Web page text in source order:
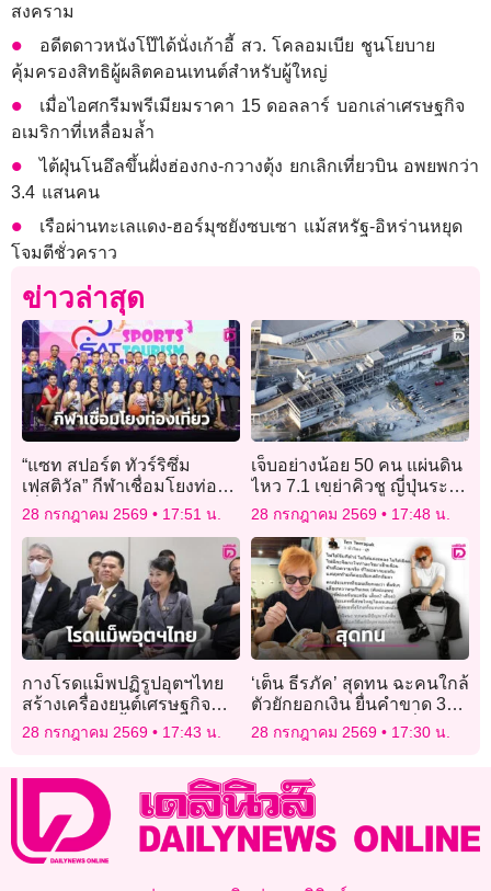
สงคราม
อดีตดาวหนังโป๊ได้นั่งเก้าอี้ สว. โคลอมเบีย ชูนโยบาย
คุ้มครองสิทธิผู้ผลิตคอนเทนต์สำหรับผู้ใหญ่
เมื่อไอศกรีมพรีเมียมราคา 15 ดอลลาร์ บอกเล่าเศรษฐกิจ
อเมริกาที่เหลื่อมล้ำ
ไต้ฝุ่นโนอึลขึ้นฝั่งฮ่องกง-กวางตุ้ง ยกเลิกเที่ยวบิน อพยพกว่า
3.4 แสนคน
เรือผ่านทะเลแดง-ฮอร์มุซยังซบเซา แม้สหรัฐ-อิหร่านหยุด
โจมตีชั่วคราว
ข่าวล่าสุด
“แซท สปอร์ต ทัวร์ริซึ่ม
เฟสติวัล” กีฬาเชื่อมโยงท่อง
เที่ยวสัมผัสเสน่ห์จันทบุรี (ชม
คลิปบรรยากาศ)
28 กรกฎาคม 2569 17:51 น.
เจ็บอย่างน้อย 50 คน แผ่นดิน
ไหว 7.1 เขย่าคิวชู ญี่ปุ่นระวัง
อาฟเตอร์ช็อก
28 กรกฎาคม 2569 17:48 น.
กางโรดแม็พปฏิรูปอุตฯไทย
สร้างเครื่องยนต์เศรษฐกิจ
ใหม่ ดันไทยขึ้นแท่นฐานผลิต
เทคโนโลยีโลก
28 กรกฎาคม 2569 17:43 น.
‘เต็น ธีรภัค’ สุดทน ฉะคนใกล้
ตัวยักยอกเงิน ยื่นคำขาด 31
ก.ค. ไม่เคลียร์เจอกันที่ สน.!
28 กรกฎาคม 2569 17:30 น.